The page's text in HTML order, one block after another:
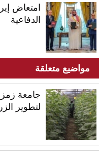
امتعاض
الدفاعية
مواضيع متعلقة
جامعة
لتطوير